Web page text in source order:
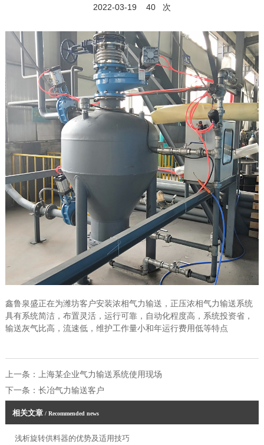
2022-03-19
40 次
鑫鲁泉盛正在为潍坊客户安装浓相气力输送，正压浓相气力输送系统
具有系统简洁，布置灵活，运行可靠，自动化程度高，系统投资省，
输送灰气比高，流速低，维护工作量小和年运行费用低等特点
上一条：
上海某企业气力输送系统使用现场
下一条： 长冶气力输送客户
相关文章/ Recommended news
浅析旋转供料器的优势及适用技巧